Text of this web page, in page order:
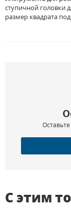
ступичной головки
размер квадрата
С этим